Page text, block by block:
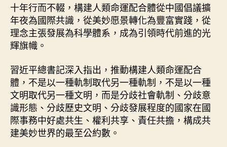
十年行而不輟，構建人類命運配合體從中國倡議擴
年夜為國際共識，從美妙愿景轉化為豐富實踐，從
理念主張發展為科學體系，成為引領時代前進的光
輝旗幟。
習近平總書記深入指出，推動構建人類命運配合
體，不是以一種軌制取代另一種軌制，不是以一種
文明取代另一種文明，而是分歧社會軌制、分歧意
識形態、分歧歷史文明、分歧發展程度的國家在國
際事務中好處共生、權利共享、責任共擔，構成共
建美妙世界的最至公約數。